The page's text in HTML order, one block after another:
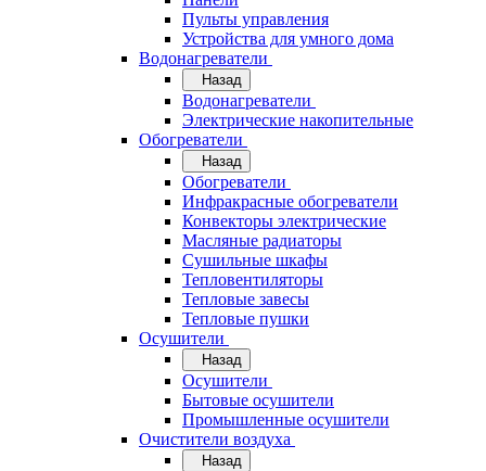
Пульты управления
Устройства для умного дома
Водонагреватели
Назад
Водонагреватели
Электрические накопительные
Обогреватели
Назад
Обогреватели
Инфракрасные обогреватели
Конвекторы электрические
Масляные радиаторы
Сушильные шкафы
Тепловентиляторы
Тепловые завесы
Тепловые пушки
Осушители
Назад
Осушители
Бытовые осушители
Промышленные осушители
Очистители воздуха
Назад